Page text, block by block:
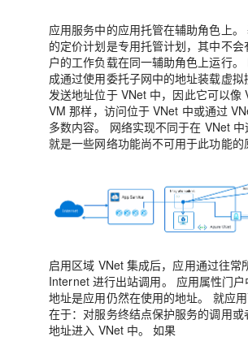
应用服务中的应用托管在辅助角色上。
的定价计划是专用托管计划，其中不会
户的工作负载在同一辅助角色上运行。
成通过使用委托子网中的地址装载虚拟
发送地址位于 VNet 中，因此它可以像
VM 那样，访问位于 VNet 中或通过
多数内容。 网络实现不同于在 VNet 中
就是一些网络功能尚不可用于此功能的
启用区域 VNet 集成后，应用通过往常
Internet 进行出站调用。 应用属性门
地址是应用仍然在使用的地址。 就应
在于：对服务终结点保护服务的调用
地址进入 VNet 中。如果